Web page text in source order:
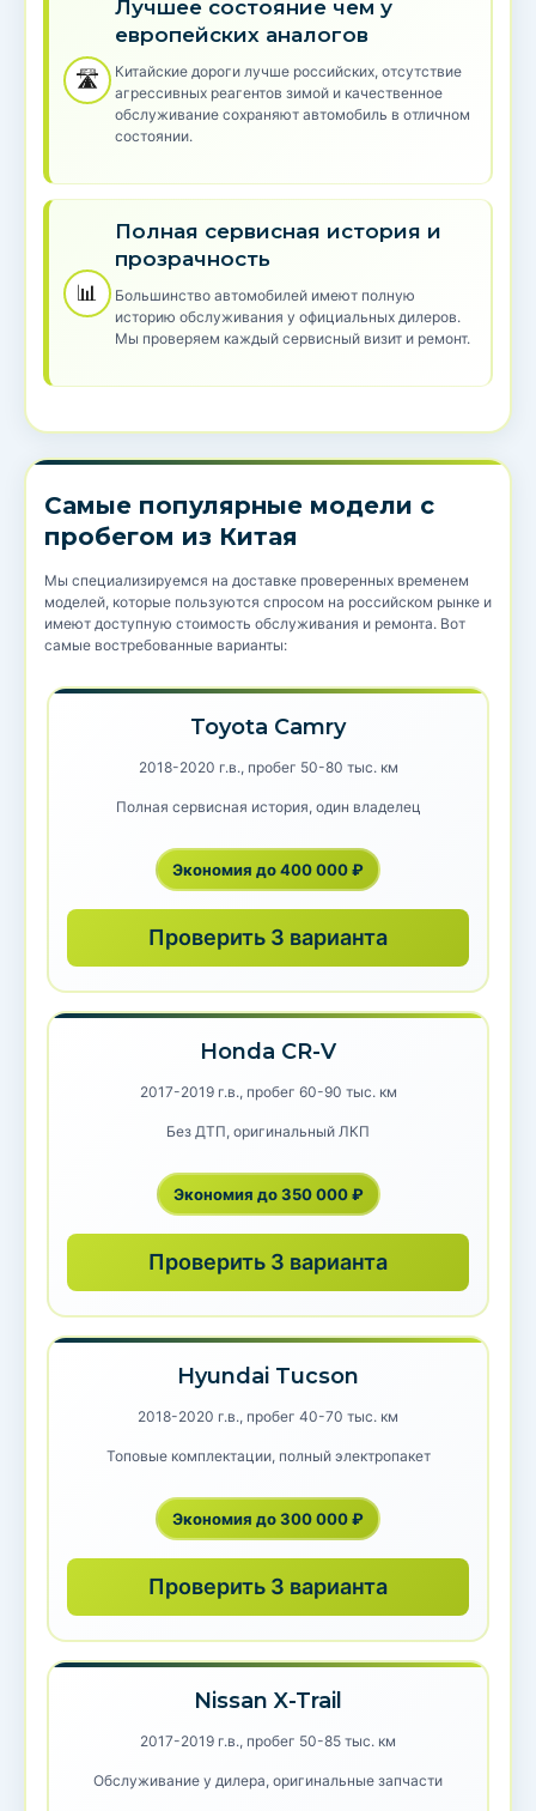
🛣️
Лучшее состояние чем у
европейских аналогов
Китайские дороги лучше российских, отсутствие
агрессивных реагентов зимой и качественное
обслуживание сохраняют автомобиль в отличном
состоянии.
📊
Полная сервисная история и
прозрачность
Большинство автомобилей имеют полную
историю обслуживания у официальных дилеров.
Мы проверяем каждый сервисный визит и ремонт.
Самые популярные модели с
пробегом из Китая
Мы специализируемся на доставке проверенных временем
моделей, которые пользуются спросом на российском рынке и
имеют доступную стоимость обслуживания и ремонта. Вот
самые востребованные варианты:
Toyota Camry
2018-2020 г.в., пробег 50-80 тыс. км
Полная сервисная история, один владелец
Экономия до 400 000 ₽
Проверить 3 варианта
Honda CR-V
2017-2019 г.в., пробег 60-90 тыс. км
Без ДТП, оригинальный ЛКП
Экономия до 350 000 ₽
Проверить 3 варианта
Hyundai Tucson
2018-2020 г.в., пробег 40-70 тыс. км
Топовые комплектации, полный электропакет
Экономия до 300 000 ₽
Проверить 3 варианта
Nissan X-Trail
2017-2019 г.в., пробег 50-85 тыс. км
Обслуживание у дилера, оригинальные запчасти